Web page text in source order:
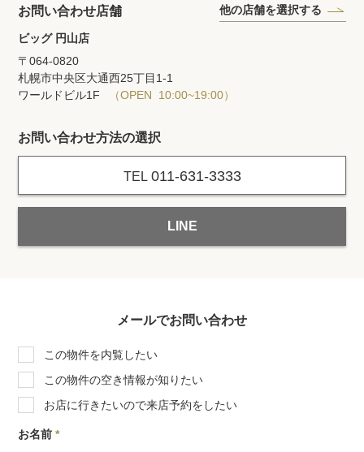
お問い合わせ店舗 他の店舗を選択する
ビッグ 円山店
〒064-0820
札幌市中央区大通西25丁目1‐1
ワールドビル1F
（OPEN 10:00~19:00）
お問い合わせ方法の選択
TEL 011-631-3333
LINE
メールでお問い合わせ
この物件を内覧したい
この物件の空き情報が知りたい
お店に行きたいので来店予約をしたい
お名前*